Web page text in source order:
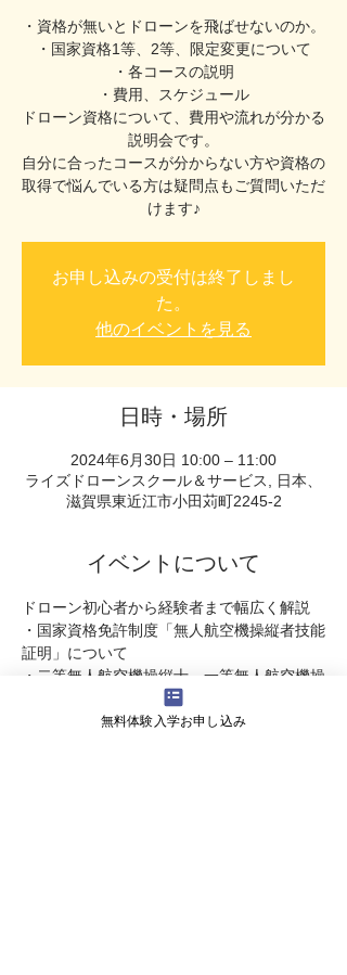
・資格が無いとドローンを飛ばせないのか。
・国家資格1等、2等、限定変更について
・各コースの説明
・費用、スケジュール
ドローン資格について、費用や流れが分かる
説明会です。
自分に合ったコースが分からない方や資格の
取得で悩んでいる方は疑問点もご質問いただ
お申し込みの受付は終了しまし
た。
他のイベントを見る
日時・場所
2024年6月30日 10:00 – 11:00
ライズドローンスクール＆サービス, 日本、
滋賀県東近江市小田苅町2245-2
イベントについて
ドローン初心者から経験者まで幅広く解説
・国家資格免許制度「無人航空機操縦者技能
証明」について
・二等無人航空機操縦士、一等無人航空機操
・民間ライセンスのご説明
無料体験入学お申し込み